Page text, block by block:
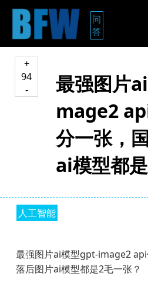
问
答
+
94
-
最强图片
mage2
分一张，
ai模型都
人工智能
最强图片ai模型gpt-image2
落后图片ai模型都是2毛一张？